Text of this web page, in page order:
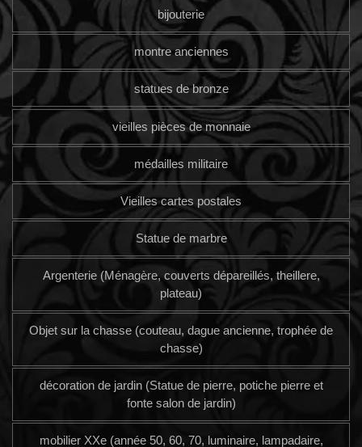
bijouterie
montre anciennes
statues de bronze
vieilles pièces de monnaie
médailles militaire
Vieilles cartes postales
Statue de marbre
Argenterie (Ménagère, couverts dépareillés, theillere,
plateau)
Objet sur la chasse (couteau, dague ancienne, trophée de
chasse)
décoration de jardin (Statue de pierre, potiche pierre et
fonte salon de jardin)
mobilier XXe (année 50, 60, 70, luminaire, lampadaire,